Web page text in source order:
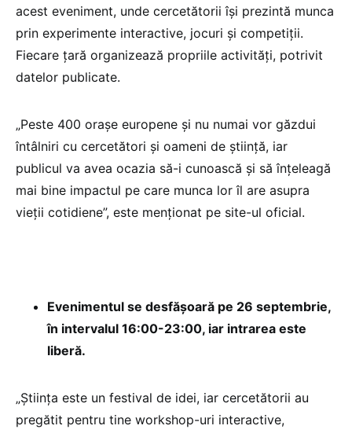
acest eveniment, unde cercetătorii își prezintă munca
prin experimente interactive, jocuri și competiții.
Fiecare țară organizează propriile activități, potrivit
datelor publicate.
„Peste 400 orașe europene și nu numai vor găzdui
întâlniri cu cercetători și oameni de știință, iar
publicul va avea ocazia să-i cunoască și să înțeleagă
mai bine impactul pe care munca lor îl are asupra
vieții cotidiene”, este menționat pe site-ul oficial.
Evenimentul se desfășoară pe 26 septembrie,
în intervalul 16:00-23:00, iar intrarea este
liberă.
​„Știința este un festival de idei, iar cercetătorii au
pregătit pentru tine workshop-uri interactive,